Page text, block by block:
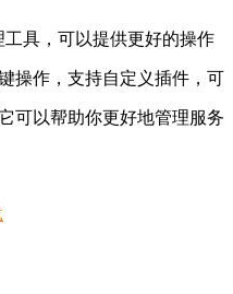
具，可以提供更好的操作
操作，支持自定义插件，可
可以帮助你更好地管理服务